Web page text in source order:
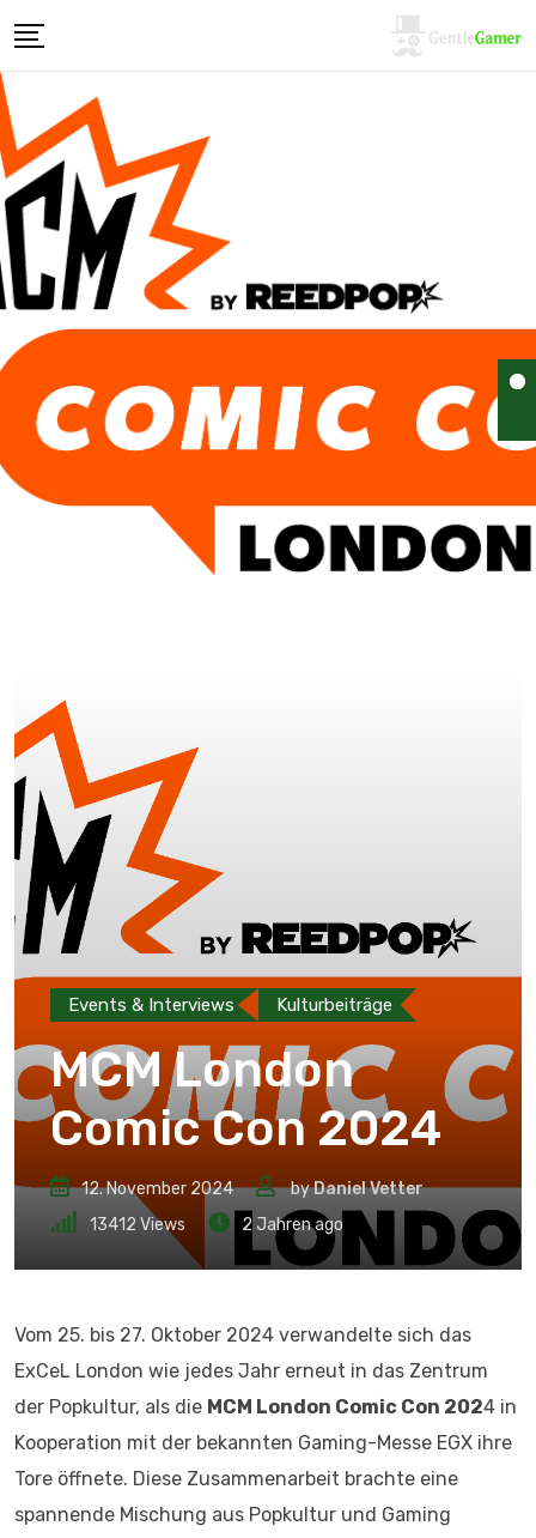
Events & Interviews Kulturbeiträge
MCM London
Comic Con 2024
12. November 2024 byDaniel Vetter
13412 Views 2 Jahren ago
Vom 25. bis 27. Oktober 2024 verwandelte sich das
ExCeL London wie jedes Jahr erneut in das Zentrum
der Popkultur, als die MCM London Comic Con 2024 in
Kooperation mit der bekannten Gaming-Messe EGX ihre
Tore öffnete. Diese Zusammenarbeit brachte eine
spannende Mischung aus Popkultur und Gaming